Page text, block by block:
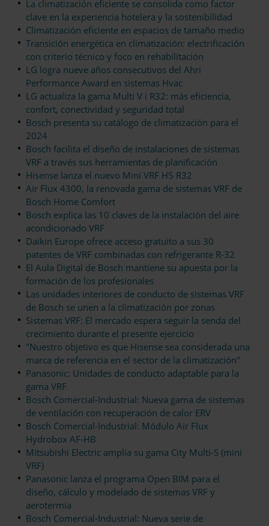
La climatización eficiente se consolida como factor
clave en la experiencia hotelera y la sostenibilidad
Climatización eficiente en espacios de tamaño medio
Transición energética en climatización: electrificación
con criterio técnico y foco en rehabilitación
LG logra nueve años consecutivos del Ahri
Performance Award en sistemas Hvac
LG actualiza la gama Multi V i R32: más eficiencia,
confort, conectividad y seguridad total
Bosch presenta su catálogo de climatización para el
2024
Bosch facilita el diseño de instalaciones de sistemas
VRF a través sus herramientas de planificación
Hisense lanza el nuevo Mini VRF H5 R32
Air Flux 4300, la renovada gama de sistemas VRF de
Bosch Home Comfort
Bosch explica las 10 claves de la instalación del aire
acondicionado VRF
Daikin Europe ofrece acceso gratuito a sus 30
patentes de VRF combinadas con refrigerante R-32
El Aula Digital de Bosch mantiene su apuesta por la
formación de los profesionales
Las unidades interiores de conducto de sistemas VRF
de Bosch se unen a la climatización por zonas
Sistemas VRF: El mercado espera seguir la senda del
crecimiento durante el presente ejercicio
"Nuestro objetivo es que Hisense sea considerada una
marca de referencia en el sector de la climatización"
Panasonic: Unidades de conducto adaptable para la
gama VRF
Bosch Comercial-Industrial: Nueva gama de sistemas
de ventilación con recuperación de calor ERV
Bosch Comercial-Industrial: Módulo Air Flux
Hydrobox AF-HB
Mitsubishi Electric amplía su gama City Multi-S (mini
VRF)
Panasonic lanza el programa Open BIM para el
diseño, cálculo y modelado de sistemas VRF y
aerotermia
Bosch Comercial-Industrial: Nueva serie de